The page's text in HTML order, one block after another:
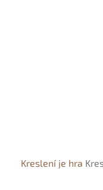
Kreslení je hra